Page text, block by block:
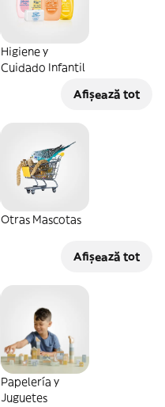
Higiene y
Cuidado Infantil
Afișează tot
Otras Mascotas
Afișează tot
Papelería y
Juguetes